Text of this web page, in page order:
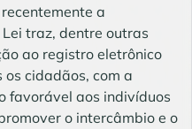
a
traz, dentre outras
ao registro eletrônico
cidadãos, com a
favorável aos indivíduos
o intercâmbio e o